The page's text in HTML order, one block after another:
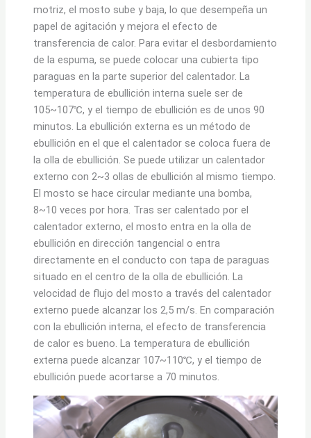
motriz, el mosto sube y baja, lo que desempeña un
papel de agitación y mejora el efecto de
transferencia de calor. Para evitar el desbordamiento
de la espuma, se puede colocar una cubierta tipo
paraguas en la parte superior del calentador. La
temperatura de ebullición interna suele ser de
105~107℃, y el tiempo de ebullición es de unos 90
minutos. La ebullición externa es un método de
ebullición en el que el calentador se coloca fuera de
la olla de ebullición. Se puede utilizar un calentador
externo con 2~3 ollas de ebullición al mismo tiempo.
El mosto se hace circular mediante una bomba,
8~10 veces por hora. Tras ser calentado por el
calentador externo, el mosto entra en la olla de
ebullición en dirección tangencial o entra
directamente en el conducto con tapa de paraguas
situado en el centro de la olla de ebullición. La
velocidad de flujo del mosto a través del calentador
externo puede alcanzar los 2,5 m/s. En comparación
con la ebullición interna, el efecto de transferencia
de calor es bueno. La temperatura de ebullición
externa puede alcanzar 107~110℃, y el tiempo de
ebullición puede acortarse a 70 minutos.